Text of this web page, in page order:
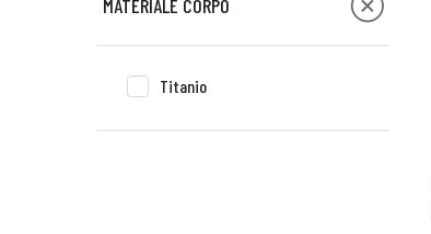
MATERIALE CORPO
Titanio